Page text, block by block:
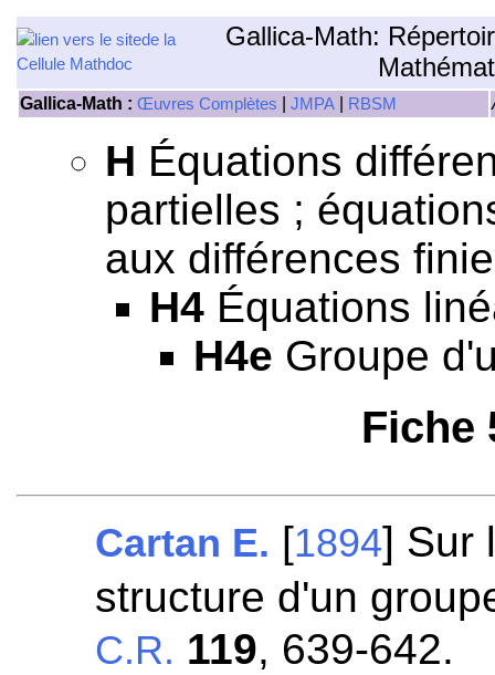
Gallica-Math:
Gallica-Math : Œuvres Complètes JMPA RBSM
H Équations
partielles ;
aux différences
H4 Équations
H4e Groupe
Fiche
Cartan E. [1894] Sur
structure d'un
C.R. 119, 639-642.